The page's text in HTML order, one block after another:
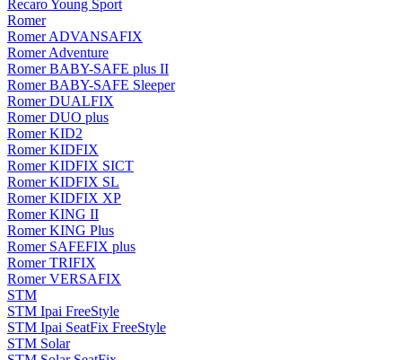
Recaro Young Sport
Romer
Romer ADVANSAFIX
Romer Adventure
Romer BABY-SAFE plus II
Romer BABY-SAFE Sleeper
Romer DUALFIX
Romer DUO plus
Romer KID2
Romer KIDFIX
Romer KIDFIX SICT
Romer KIDFIX SL
Romer KIDFIX XP
Romer KING II
Romer KING Plus
Romer SAFEFIX plus
Romer TRIFIX
Romer VERSAFIX
STM
STM Ipai FreeStyle
STM Ipai SeatFix FreeStyle
STM Solar